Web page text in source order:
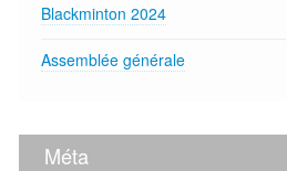
Blackminton 2024
Assemblée générale
Méta